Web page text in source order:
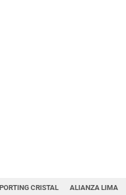
CRISTAL ALIANZA LIMA